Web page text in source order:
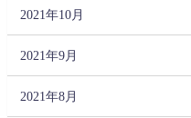
2021年10月
2021年9月
2021年8月